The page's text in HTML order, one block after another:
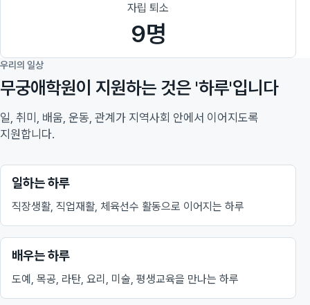
자립 퇴소
9명
우리의 일상
무궁애학원이 지원하는 것은 '하루'입니다
일, 취미, 배움, 운동, 관계가 지역사회 안에서 이어지도록
지원합니다.
일하는 하루
직장생활, 직업재활, 체육선수 활동으로 이어지는 하루
배우는 하루
도예, 목공, 라탄, 요리, 미술, 평생교육을 만나는 하루